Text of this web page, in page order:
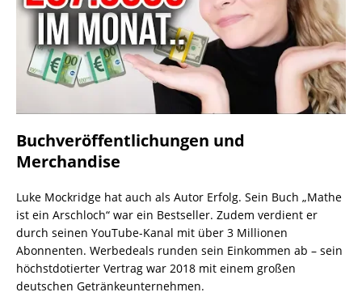
Buchveröffentlichungen und
Merchandise
Luke Mockridge hat auch als Autor Erfolg. Sein Buch „Mathe
ist ein Arschloch“ war ein Bestseller. Zudem verdient er
durch seinen YouTube-Kanal mit über 3 Millionen
Abonnenten. Werbedeals runden sein Einkommen ab – sein
höchstdotierter Vertrag war 2018 mit einem großen
deutschen Getränkeunternehmen.